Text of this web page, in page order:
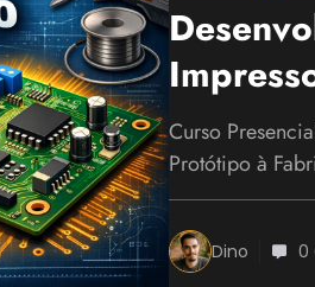
Curso
Protótipo à
Dino 0